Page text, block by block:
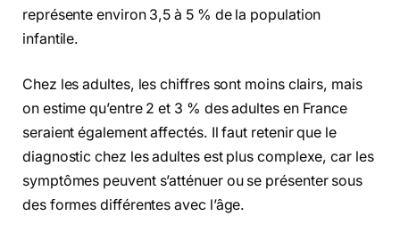
représente environ 3,5 à 5 % de la population
infantile.
Chez les adultes, les chiffres sont moins clairs, mais
on estime qu’entre 2 et 3 % des adultes en France
seraient également affectés. Il faut retenir que le
diagnostic chez les adultes est plus complexe, car les
symptômes peuvent s’atténuer ou se présenter sous
des formes différentes avec l’âge.